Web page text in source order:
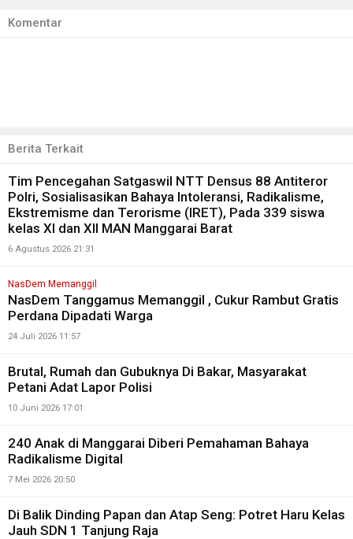
Komentar
Berita Terkait
Tim Pencegahan Satgaswil NTT Densus 88 Antiteror
Polri, Sosialisasikan Bahaya Intoleransi, Radikalisme,
Ekstremisme dan Terorisme (IRET), Pada 339 siswa
kelas XI dan XII MAN Manggarai Barat
6 Agustus 2026 21:31
NasDem Memanggil
NasDem Tanggamus Memanggil , Cukur Rambut Gratis
Perdana Dipadati Warga
24 Juli 2026 11:57
Brutal, Rumah dan Gubuknya Di Bakar, Masyarakat
Petani Adat Lapor Polisi
10 Juni 2026 17:01
240 Anak di Manggarai Diberi Pemahaman Bahaya
Radikalisme Digital
7 Mei 2026 20:50
Di Balik Dinding Papan dan Atap Seng: Potret Haru Kelas
Jauh SDN 1 Tanjung Raja